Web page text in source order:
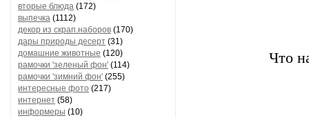
вторые блюда (172)
выпечка (1112)
декор из скрап.наборов (170)
дары природы десерт (31)
домашние животные (120)
рамочки 'зеленый фон' (114)
рамочки 'зимний фон' (255)
интересные фото (217)
интернет (58)
информеры (10)
Что